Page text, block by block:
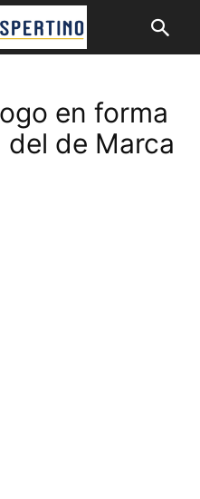
en forma
del de Marca